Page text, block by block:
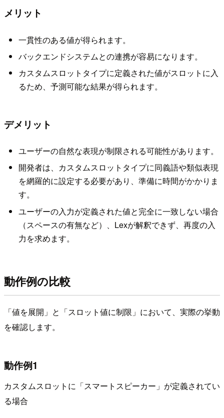
メリット
一貫性のある値が得られます。
バックエンドシステムとの連携が容易になります。
カスタムスロットタイプに定義された値がスロットに入
るため、予測可能な結果が得られます。
デメリット
ユーザーの自然な表現が制限される可能性があります。
開発者は、カスタムスロットタイプに同義語や類似表現
を網羅的に設定する必要があり、準備に時間がかかりま
す。
ユーザーの入力が定義された値と完全に一致しない場合
（スペースの有無など）、Lexが解釈できず、再度の入
力を求めます。
動作例の比較
「値を展開」と「スロット値に制限」において、実際の挙動
を確認します。
動作例1
カスタムスロットに「スマートスピーカー」が定義されてい
る場合